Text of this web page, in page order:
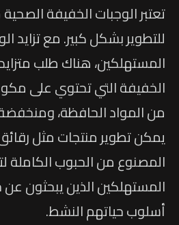
تعتبر الوجبات الخفيفة
للتطوير بشكل كبير. مع تزايد
المستهلكين، هناك طلب
الخفيفة التي تحتوي على
من المواد الحافظة، ومنخفضة
يمكن تطوير منتجات مثل
المصنوع من الحبوب الكاملة
المستهلكين الذين يبحثون
أسلوب حياتهم النشط.